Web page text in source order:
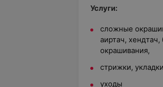
Услуги:
cложные
аиртач,
окрашивания,
стрижки,
уходы